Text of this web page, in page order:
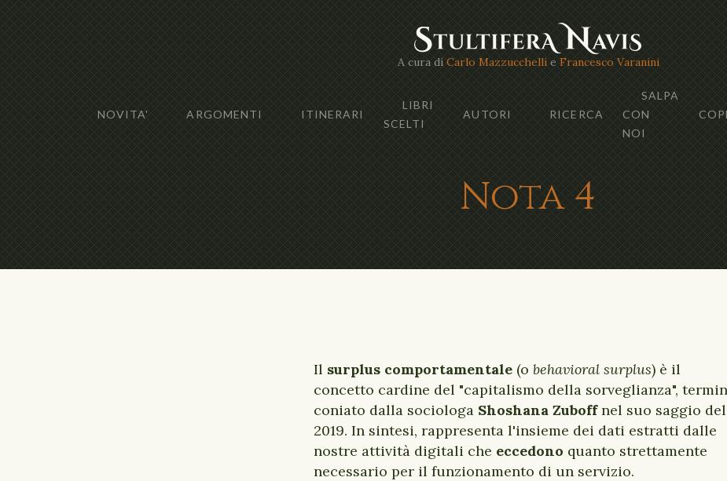
A cura di Carlo Mazzucchellie Francesco Varanini
NOVITA' ARGOMENTI ITINERARI
LIBRI
SCELTI
AUTORI RICERCA
SALPA
CON
NOI
Nota 4
Il surplus comportamentale (o behavioral surplus) è il
concetto cardine del "capitalismo della sorveglianza",
coniato dalla sociologa Shoshana Zuboffnel suo saggio del
2019. In sintesi, rappresenta l'insieme dei dati estratti dalle
nostre attività digitali che eccedono quanto strettamente
necessario per il funzionamento di un servizio.